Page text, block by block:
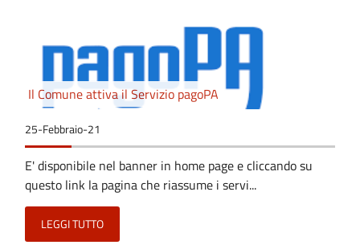
Il Comune attiva il Servizio pagoPA
25-Febbraio-21
E' disponibile nel banner in home page e cliccando su
questo link la pagina che riassume i servi...
LEGGI TUTTO